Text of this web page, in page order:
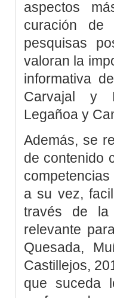
aspectos
curación de
pesquisas
valoran la
informativa
Carvajal y
Legañoa y
Además, se
de contenido
a su vez,
través de la
relevante
Quesada,
Castillejos,
que suceda